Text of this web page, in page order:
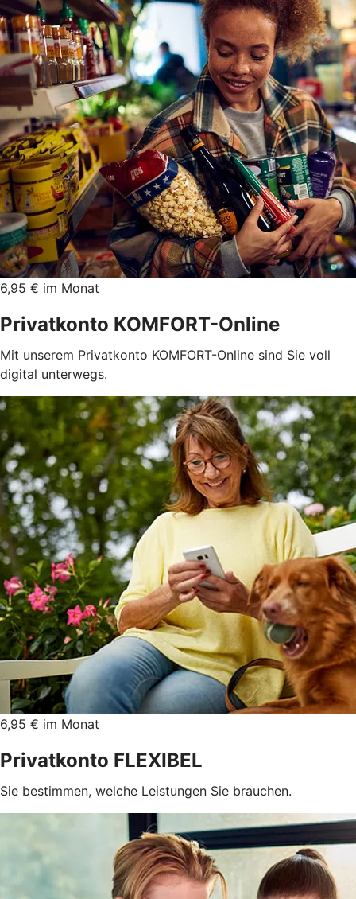
6,95 € im Monat
Privatkonto KOMFORT-Online
Mit unserem Privatkonto KOMFORT-Online sind Sie voll
digital unterwegs.
6,95 € im Monat
Privatkonto FLEXIBEL
Sie bestimmen, welche Leistungen Sie brauchen.